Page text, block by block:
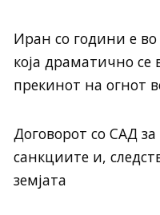
Иран со години е
која драматично се
прекинот на огнот
Договорот со САД
санкциите и,
земјата